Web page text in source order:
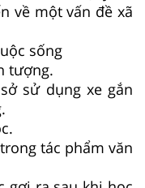
về một vấn đề xã
sống
tượng.
sử dụng xe gắn
tác phẩm văn